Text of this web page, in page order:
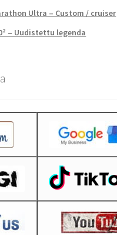
Ultra – Custom / cruiser
– Uudistettu legenda